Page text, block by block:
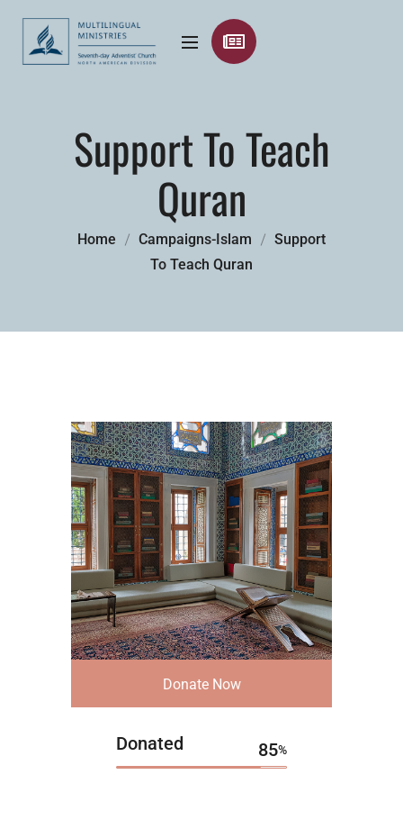
Support To Teach
Quran
Home Campaigns-Islam
Support
To Teach Quran
Donate Now
Donated 85%